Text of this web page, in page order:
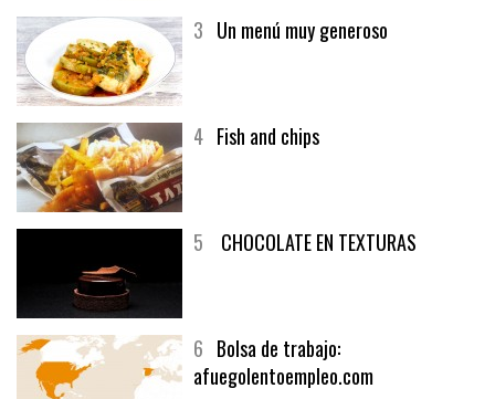
3 Un menú muy generoso
4 Fish and chips
5 CHOCOLATE EN TEXTURAS
6 Bolsa de trabajo:
afuegolentoempleo.com